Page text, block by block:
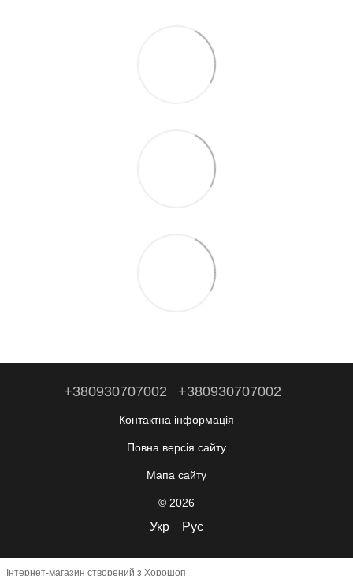
+380930707002 +380930707002
Контактна інформація
Повна версія сайту
Мапа сайту
© 2026
Укр Рус
Інтернет-магазин створений з Хорошоп